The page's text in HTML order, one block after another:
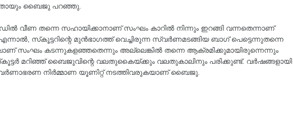
ബൈജു പറഞ്ഞു.
വീണ തന്നെ സഹായിക്കാനാണ് സംഘം കാറിൽ നിന്നും ഇറങ്ങി വന്നതെന്നാണ്
സ്‌കൂട്ടറിന്റെ മുൻഭാഗത്ത് വെച്ചിരുന്ന സ്വർണമടങ്ങിയ ബാഗ് പെട്ടെന്നുതന്നെ
സംഘം കടന്നുകളഞ്ഞതെന്നും അല്ലെങ്കിൽ തന്നെ ആക്രമിക്കുമായിരുന്നെന്നും
മറിഞ്ഞ് ബൈജുവിന്റെ വലതുകൈയ്ക്കും വലതുകാലിനും പരിക്കുണ്ട്. വർഷങ്ങളായി
നിർമ്മാണ യൂണിറ്റ് നടത്തിവരുകയാണ് ബൈജു.